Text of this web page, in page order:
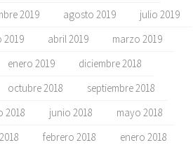
2019 agosto 2019
julio 2019
2019 abril 2019
marzo 2019
enero 2019
diciembre 2018
octubre 2018
septiembre 2018
2018 junio 2018
mayo 2018
febrero 2018
enero 2018